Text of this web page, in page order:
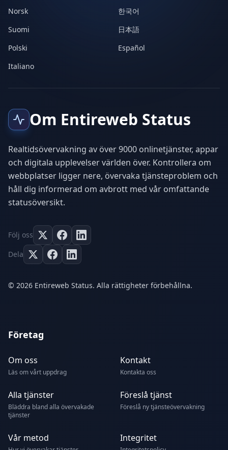
Norsk
한국어
Suomi
日本語
Polski
Español
Italiano
Om Entireweb Status
Realtidsövervakning av över 9000 onlinetjänster, appar
och digitala upplevelser världen över. Kontrollera om
webbplatser ligger nere, övervaka tjänsteproblem och
håll dig informerad om avbrott med vår omfattande
statusöversikt.
Följ oss
Dela
© 2026 Entireweb Status. Alla rättigheter förbehållna.
Företag
Om oss
Läs om vårt uppdrag
Kontakt
Kontakta oss
Alla tjänster
Bläddra bland alla övervakade
tjänster
Föreslå tjänst
Föreslå ny tjänsteövervakning
Vår metod Integritet